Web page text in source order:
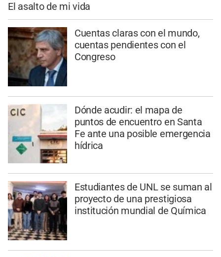
El asalto de mi vida
Cuentas claras con el mundo,
cuentas pendientes con el
Congreso
Dónde acudir: el mapa de
puntos de encuentro en Santa
Fe ante una posible emergencia
hídrica
Estudiantes de UNL se suman al
proyecto de una prestigiosa
institución mundial de Química